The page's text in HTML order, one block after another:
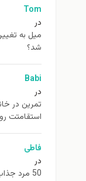
Tom
در
ميل به
شد؟
Babi
در
استقامتت
فاطی
در
50 مرد جذاب همه دوران ها